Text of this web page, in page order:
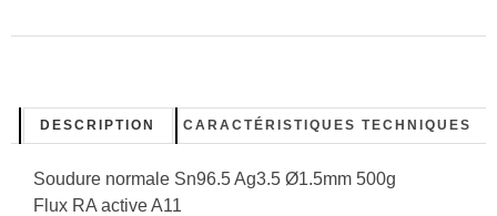
DESCRIPTION CARACTÉRISTIQUES TECHNIQUES
Soudure normale Sn96.5 Ag3.5 Ø1.5mm 500g
Flux RA active A11